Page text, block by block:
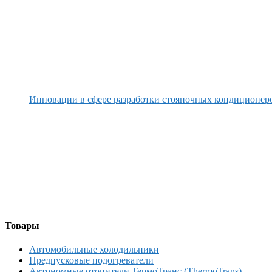
Инновации в сфере разработки стояночных
Товары
Автомобильные холодильники
Предпусковые подогреватели